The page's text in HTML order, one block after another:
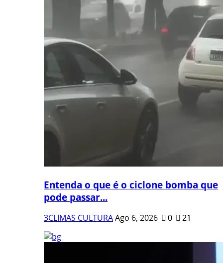
Entenda o que é o ciclone bomba que
pode passar...
3CLIMAS CULTURAAgo 6, 2026 0 21